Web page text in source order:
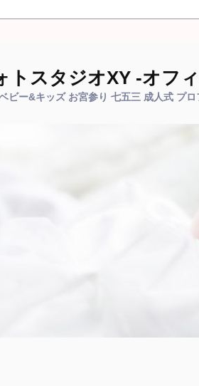
トスタジオXY -オフ
ビー&キッズ お宮参り 七五三 成人式 プ